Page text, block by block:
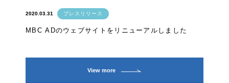
2020.03.31 プレスリリース
MBC ADのウェブサイトをリニューアルしました
View more